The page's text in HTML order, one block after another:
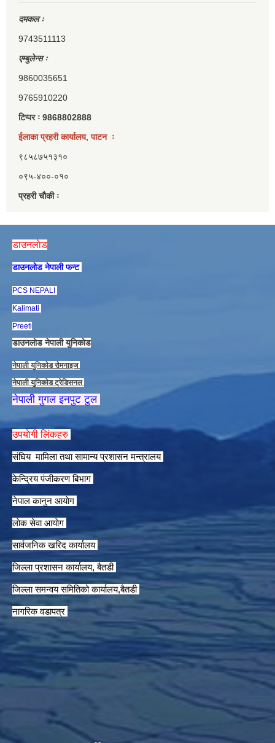
दमकल ः
9743511113
एम्बुलेन्स ः
9860035651
9765910220
टिप्पर ः 9868802888
ईलाका प्रहरी कार्यालय, पाटन ः
९८५८७५१३१०
०९५-४००-०१०
प्रहरी चौकी ः
डाउनलाेड
डाउनलाेड नेपाली फन्ट
PCS NEPALI
Kalimati
Preeti
डाउनलाेड नेपाली युनिकाेड
नेपाली युनिकाेड राेमनाइज
नेपाली युनिकाेड ट्रेडिसनल
नेपाली गुगल इनपुट टुल
उपयाेगी लिंकहरु
संघिय मामिला तथा सामान्य प्रशासन मन्त्रालय
केन्द्रिय पंजीकरण बिभाग
नेपाल कानुन आयाेग
लाेक सेवा आयाेग
सार्वजनिक खरिद कार्यालय
जिल्ला प्रशासन कार्यालय, बैतडी
जिल्ला समन्वय समितिको कार्यालय,बैतडी
नागरिक वडापत्र